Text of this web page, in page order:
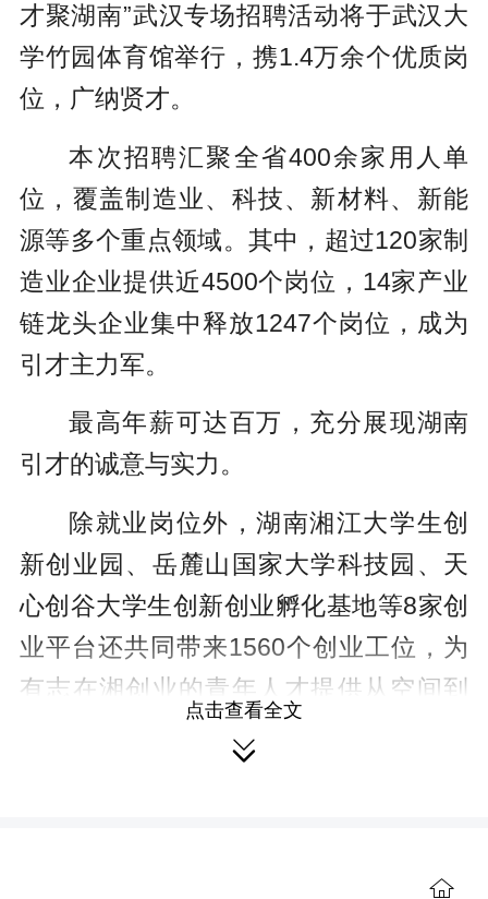
才聚湖南”武汉专场招聘活动将于武汉大
学竹园体育馆举行，携1.4万余个优质岗
位，广纳贤才。
本次招聘汇聚全省400余家用人单
位，覆盖制造业、科技、新材料、新能
源等多个重点领域。其中，超过120家制
造业企业提供近4500个岗位，14家产业
链龙头企业集中释放1247个岗位，成为
引才主力军。
最高年薪可达百万，充分展现湖南
引才的诚意与实力。
除就业岗位外，湖南湘江大学生创
新创业园、岳麓山国家大学科技园、天
心创谷大学生创新创业孵化基地等8家创
业平台还共同带来1560个创业工位，为
有志在湘创业的青年人才提供从空间到
服务的全方位支持。
点击查看全文
